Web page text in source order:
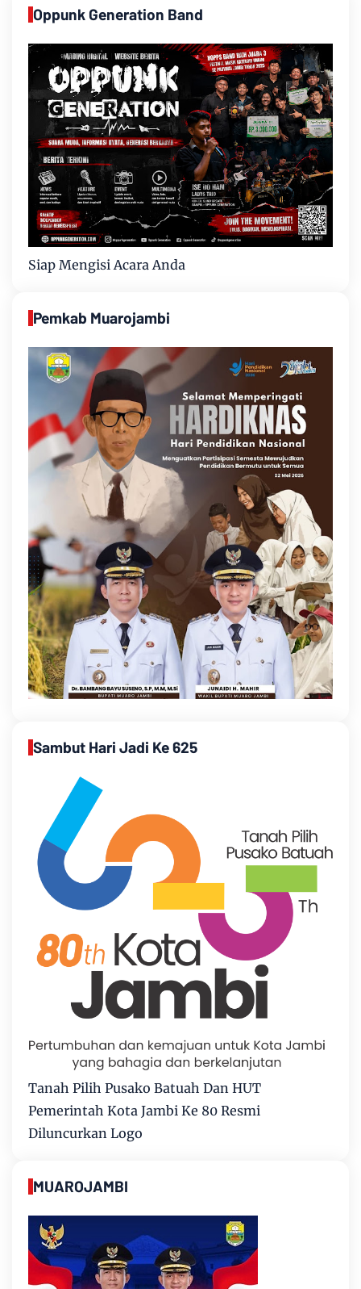
Oppunk Generation Band
Siap Mengisi Acara Anda
Pemkab Muarojambi
Sambut Hari Jadi Ke 625
Tanah Pilih Pusako Batuah Dan HUT
Pemerintah Kota Jambi Ke 80 Resmi
Diluncurkan Logo
MUAROJAMBI